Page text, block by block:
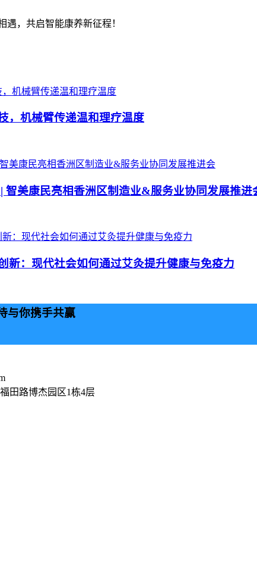
遇，共启智能康养新征程！
，机械臂传递温和理疗温度
智美康民亮相香洲区制造业&服务业协同发展推进
新：现代社会如何通过艾灸提升健康与免疫力
与你携手共赢
田路博杰园区1栋4层